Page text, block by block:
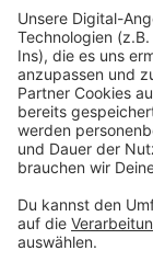
vergangenen
Ich lese also
Laternen im
schläft zum
waren noch
uns vorbei. An
Ende des
Kerzen
Tick Tack. In
Hopping ;-)